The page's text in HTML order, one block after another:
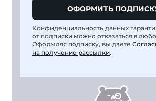
ОФОРМИТЬ
Конфиденциальность данных
от подписки можно отказаться в
Оформляя подписку, вы даете
на получение рассылки.